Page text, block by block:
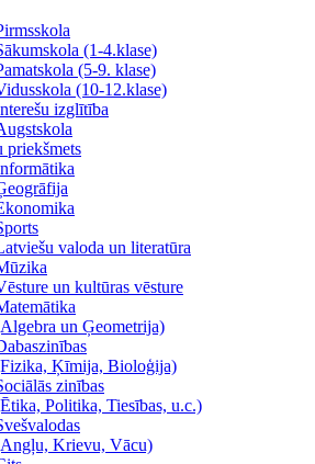
(1-4.klase)
(5-9. klase)
(10-12.klase)
izglītība
priekšmets
valoda un literatūra
un kultūras vēsture
un Ģeometrija)
Ķīmija, Bioloģija)
zinības
Politika, Tiesības, u.c.)
Krievu, Vācu)